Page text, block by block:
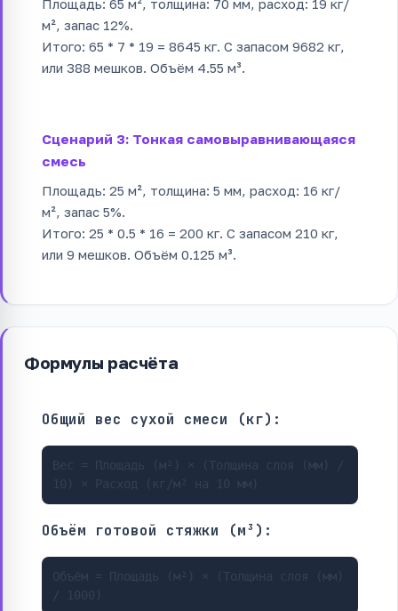
Площадь: 65 м², толщина: 70 мм, расход: 19 кг/
м², запас 12%.
Итого: 65 * 7 * 19 = 8645 кг. С запасом 9682 кг,
или 388 мешков. Объём 4.55 м³.
Сценарий 3: Тонкая самовыравнивающаяся
смесь
Площадь: 25 м², толщина: 5 мм, расход: 16 кг/
м², запас 5%.
Итого: 25 * 0.5 * 16 = 200 кг. С запасом 210 кг,
или 9 мешков. Объём 0.125 м³.
Формулы расчёта
Общий вес сухой смеси (кг):
Вес = Площадь (м²) × (Толщина слоя (мм) /
10) × Расход (кг/м² на 10 мм)
Объём готовой стяжки (м³):
Объём = Площадь (м²) × (Толщина слоя (мм)
/ 1000)